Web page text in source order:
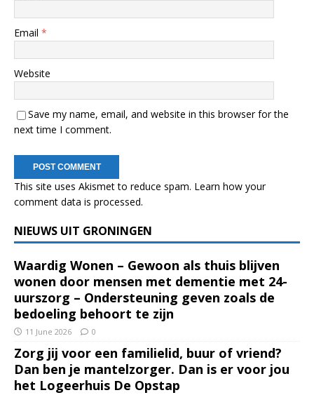
Email *
Website
Save my name, email, and website in this browser for the
next time I comment.
This site uses Akismet to reduce spam. Learn how your
comment data is processed.
NIEUWS UIT GRONINGEN
Waardig Wonen – Gewoon als thuis blijven
wonen door mensen met dementie met 24-
uurszorg – Ondersteuning geven zoals de
bedoeling behoort te zijn
11 June 2026 0
Zorg jij voor een familielid, buur of vriend?
Dan ben je mantelzorger. Dan is er voor jou
het Logeerhuis De Opstap